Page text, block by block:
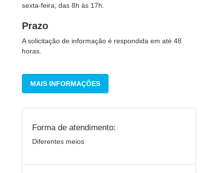
sexta-feira, das 8h às 17h.
Prazo
A solicitação de informação é respondida em até 48
horas.
MAIS INFORMAÇÕES
Forma de atendimento:
Diferentes meios